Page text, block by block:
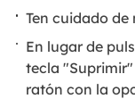
Ten cuidado
En lugar de
tecla
ratón con la